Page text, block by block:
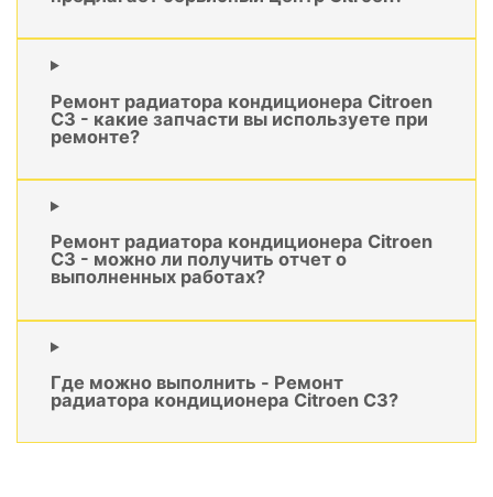
Ремонт радиатора кондиционера Citroen
C3 - какие запчасти вы используете при
ремонте?
Ремонт радиатора кондиционера Citroen
C3 - можно ли получить отчет о
выполненных работах?
Где можно выполнить - Ремонт
радиатора кондиционера Citroen C3?